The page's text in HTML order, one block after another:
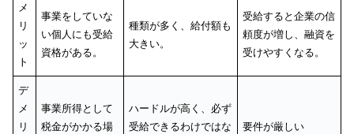
メ
リ
ッ
ト
事業をしていな
い個人にも受給
資格がある。
種類が多く、給付額も
大きい。
受給すると企業の信
頼度が増し、融資を
受けやすくなる。
デ
メ
リ
事業所得として
税金がかかる場
ハードルが高く、必ず
受給できるわけではな
要件が厳しい